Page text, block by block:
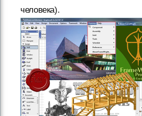
человека).